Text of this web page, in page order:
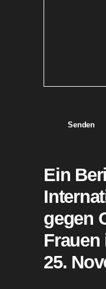
Senden
Ein
gegen
25.